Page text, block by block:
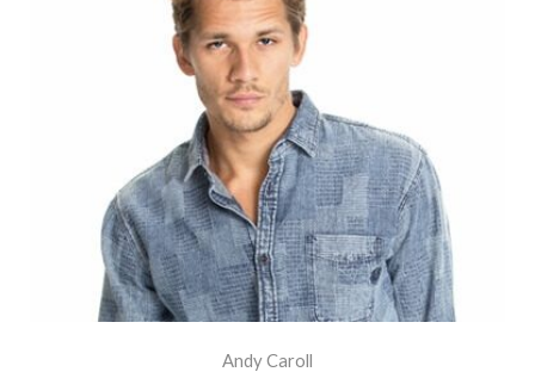
Andy Caroll